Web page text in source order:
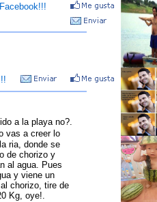
a la playa no?.
vas a creer lo
ria, donde se
de chorizo y
al agua. Pues
y viene un
chorizo, tire de
Kg, oye!.